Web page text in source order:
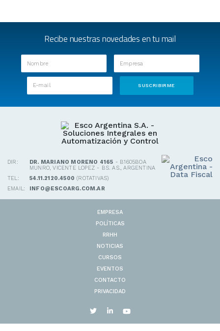
Recibe nuestras novedades en tu mail
DIR: DR. MARIANO MORENO 4165 - B1605BOA
MUNRO, VICENTE LOPEZ - BS. AS., ARGENTINA
TEL:
54.11.2120.4500 (ROTATIVAS)
EMAIL:
INFO@ESCOARG.COM.AR
EMPRESA
POLÍTICAS
RRHH
NOTICIAS
CURSOS
EVENTOS
CONTACTO
PRIVACIDAD